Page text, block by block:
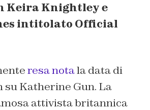
Keira Knightley e
intitolato Official
resa notala data di
su Katherine Gun. La
attivista britannica